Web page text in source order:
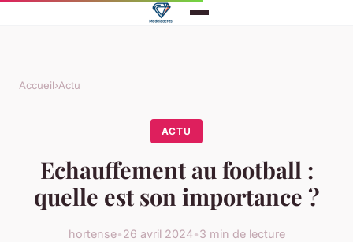
Accueil›Actu
ACTU
Echauffement au football :
quelle est son importance ?
hortense•26 avril 2024•3 min de lecture